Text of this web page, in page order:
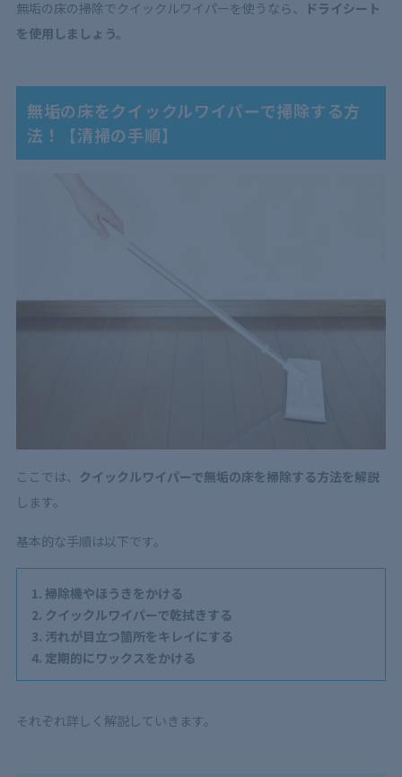
無垢の床の掃除でクイックルワイパーを使うなら、
ドライシート
を使用しましょう。
無垢の床をクイックルワイパーで掃除する方
法！【清掃の手順】
ここでは、 クイックルワイパーで無垢の床を掃除する方法を解説
します。
基本的な手順は以下です。
掃除機やほうきをかける
クイックルワイパーで乾拭きする
汚れが目立つ箇所をキレイにする
定期的にワックスをかける
それぞれ詳しく解説していきます。